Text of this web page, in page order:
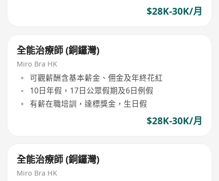
$28K-30K/月
全能治療師 (銅鑼灣)
Miro Bra HK
可觀薪酬含基本薪金、佣金及年終花紅
10日年假，17日公眾假期及6日例假
有薪在職培訓，達標獎金，生日假
$28K-30K/月
全能治療師 (銅鑼灣)
Miro Bra HK